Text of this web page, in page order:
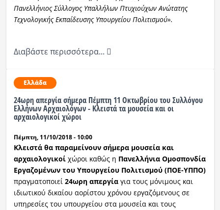
Πανελλήνιος Σύλλογος Υπαλλήλων Πτυχιούχων Ανώτατης
Τεχνολογικής Εκπαίδευσης Υπουργείου Πολιτισμού».
Διαβάστε περισσότερα...
Ελλάδα
24ωρη απεργία σήμερα Πέμπτη 11 Οκτωβρίου του Συλλόγου
Ελλήνων Αρχαιολόγων - Κλειστά τα μουσεία και οι
αρχαιολογικοί χώροι
Πέμπτη, 11/10/2018 - 10:00
Κλειστά θα παραμείνουν σήμερα μουσεία και
αρχαιολογικοίχώροι καθώς η Πανελλήνια Ομοσπονδία
Εργαζομένων του Υπουργείου Πολιτισμού (ΠΟΕ-ΥΠΠΟ)
πραγματοποιεί 24ωρη απεργίαγια τους μόνιμους και
ιδιωτικού δικαίου αορίστου χρόνου εργαζόμενους σε
υπηρεσίες του υπουργείου στα μουσεία και τους